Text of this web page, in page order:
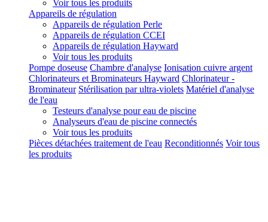
Voir tous les produits
Appareils de régulation
Appareils de régulation Perle
Appareils de régulation CCEI
Appareils de régulation Hayward
Voir tous les produits
Pompe doseuse Chambre d'analyse Ionisation cuivre argent
Chlorinateurs et Brominateurs Hayward Chlorinateur -
Brominateur Stérilisation par ultra-violets Matériel d'analyse
de l'eau
Testeurs d'analyse pour eau de piscine
Analyseurs d'eau de piscine connectés
Voir tous les produits
Pièces détachées traitement de l'eau Reconditionnés Voir tous
les produits